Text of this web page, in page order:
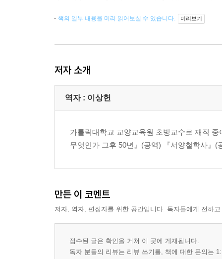
책의 일부 내용을 미리 읽어보실 수 있습니다. 미리보기
저자 소개
역자 : 이상헌
가톨릭대학교 교양교육원 초빙교수로 재직
무엇인가 그후 50년』(공역) 『서양철학사』
만든 이 코멘트
저자, 역자, 편집자를 위한 공간입니다. 독자들에게 전하
접수된 글은 확인을 거쳐 이 곳에 게재됩니다.
독자 분들의 리뷰는 리뷰 쓰기를, 책에 대한 문의는